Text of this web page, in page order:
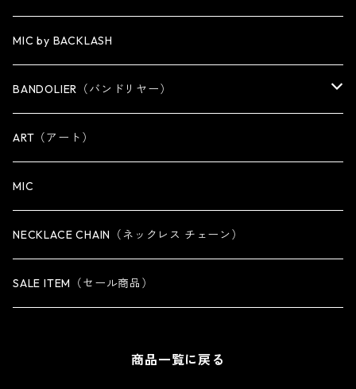
WALLET
OTHER
KEY CHAIN
WALLET CHAIN
OTHER
NECKLACE
MIC by BACKLASH
BANDOLIER（バンドリヤー）
iPhone 14専用ケース
iPhone 14 Plus専用ケース
iPhone 14 Pro専用ケース
iPhone 14 Pro Max専用ケース
ART（アート）
MIC
NECKLACE CHAIN（ネックレス チェーン）
SALE ITEM（セール商品）
商品一覧に戻る